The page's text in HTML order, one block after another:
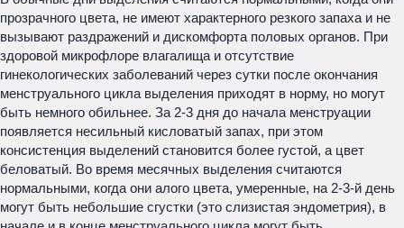
прозрачного цвета, не имеют характерного резкого запаха и не
вызывают раздражений и дискомфорта половых органов. При
здоровой микрофлоре влагалища и отсутствие
гинекологических заболеваний через сутки после окончания
менструального цикла выделения приходят в норму, но могут
быть немного обильнее. За 2-3 дня до начала менструации
появляется несильный кисловатый запах, при этом
консистенция выделений становится более густой, а цвет
беловатый. Во время месячных выделения считаются
нормальными, когда они алого цвета, умеренные, на 2-3-й день
могут быть небольшие сгустки (это слизистая эндометрия), в